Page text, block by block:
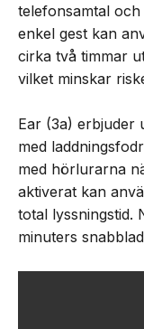
telefonsamtal
enkel gest kan
cirka två timmar
vilket minskar
Ear (3a) erbjuder
med
med hörlurarna
aktiverat kan
total lyssningstid.
minuters